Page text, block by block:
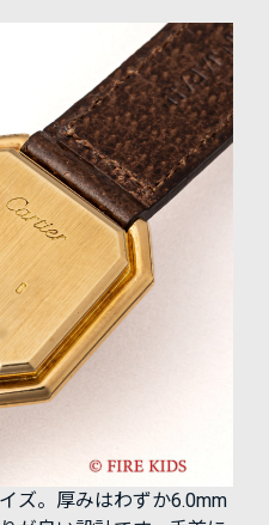
ズ。厚みはわずか6.0mm